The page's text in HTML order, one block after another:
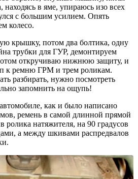
находясь в яме, упираюсь изо всех
с большим усилием. Опять
колесо.
крышку, потом два болтика, одну
трубки для ГУР, демонтируем
откручиваю нижнюю защиту, и
к ремню ГРМ и трем роликам.
разбирать, нужно посмотреть
запомнить на ощупь!
как и было написано
ремень в самой длинной прямой
ролика натяжителя, на 90 градусов
а между шкивами распредвалов